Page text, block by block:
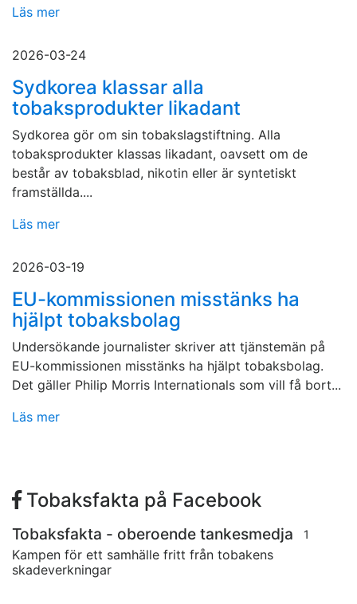
Läs mer
2026-03-24
Sydkorea klassar alla
tobaksprodukter likadant
Sydkorea gör om sin tobakslagstiftning. Alla
tobaksprodukter klassas likadant, oavsett om de
består av tobaksblad, nikotin eller är syntetiskt
framställda....
Läs mer
2026-03-19
EU-kommissionen misstänks ha
hjälpt tobaksbolag
Undersökande journalister skriver att tjänstemän på
EU-kommissionen misstänks ha hjälpt tobaksbolag.
Det gäller Philip Morris Internationals som vill få bort...
Läs mer
Tobaksfakta på Facebook
Tobaksfakta - oberoende tankesmedja 1
Kampen för ett samhälle fritt från tobakens
skadeverkningar